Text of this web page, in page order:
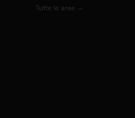
Tutte le aree →